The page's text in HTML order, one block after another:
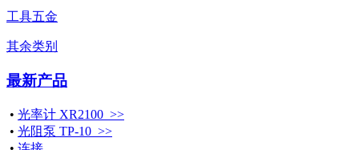
工具五金
其余类别
最新产品
• 光率计 XR2100 >>
• 光阻泵 TP-10 >>